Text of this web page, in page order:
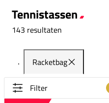
Tennistassen
143 resultaten
Racketbag
Filter